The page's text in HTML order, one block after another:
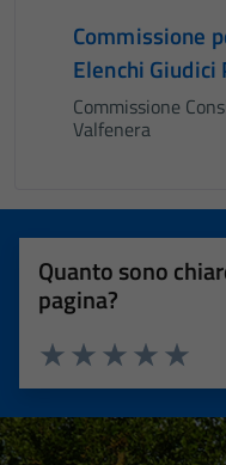
Commissione
Elenchi Giudici
Commissione
Valfenera
Quanto sono
pagina?
Valuta
Valuta 4
Valuta 3 stelle
Valuta 2 stelle su 5
Valuta 1 stelle su 5